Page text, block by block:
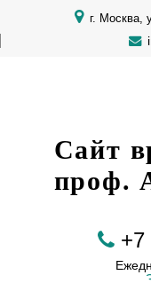
г. Москва,
Сайт
проф.
+7